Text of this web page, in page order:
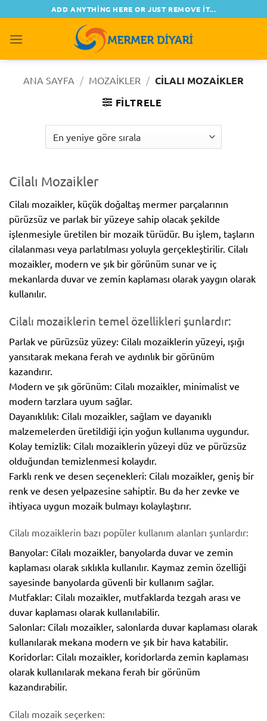
atla
ADD ANYTHING HERE OR JUST REMOVE IT...
ANA SAYFA / MOZAIKLER / CILALI MOZAIKLER
FILTRELE
Cilalı Mozaikler
Cilalı mozaikler, küçük doğaltaş mermer parçalarının
pürüzsüz ve parlak bir yüzeye sahip olacak şekilde
işlenmesiyle üretilen bir mozaik türüdür. Bu işlem, taşların
cilalanması veya parlatılması yoluyla gerçekleştirilir. Cilalı
mozaikler, modern ve şık bir görünüm sunar ve iç
mekanlarda duvar ve zemin kaplaması olarak yaygın olarak
kullanılır.
Cilalı mozaiklerin temel özellikleri şunlardır:
Parlak ve pürüzsüz yüzey: Cilalı mozaiklerin yüzeyi, ışığı
yansıtarak mekana ferah ve aydınlık bir görünüm
kazandırır.
Modern ve şık görünüm: Cilalı mozaikler, minimalist ve
modern tarzlara uyum sağlar.
Dayanıklılık: Cilalı mozaikler, sağlam ve dayanıklı
malzemelerden üretildiği için yoğun kullanıma uygundur.
Kolay temizlik: Cilalı mozaiklerin yüzeyi düz ve pürüzsüz
olduğundan temizlenmesi kolaydır.
Farklı renk ve desen seçenekleri: Cilalı mozaikler, geniş bir
renk ve desen yelpazesine sahiptir. Bu da her zevke ve
ihtiyaca uygun mozaik bulmayı kolaylaştırır.
Cilalı mozaiklerin bazı popüler kullanım alanları şunlardır:
Banyolar: Cilalı mozaikler, banyolarda duvar ve zemin
kaplaması olarak sıklıkla kullanılır. Kaymaz zemin özelliği
sayesinde banyolarda güvenli bir kullanım sağlar.
Mutfaklar: Cilalı mozaikler, mutfaklarda tezgah arası ve
duvar kaplaması olarak kullanılabilir.
Salonlar: Cilalı mozaikler, salonlarda duvar kaplaması olarak
kullanılarak mekana modern ve şık bir hava katabilir.
Koridorlar: Cilalı mozaikler, koridorlarda zemin kaplaması
olarak kullanılarak mekana ferah bir görünüm
kazandırabilir.
Cilalı mozaik seçerken: